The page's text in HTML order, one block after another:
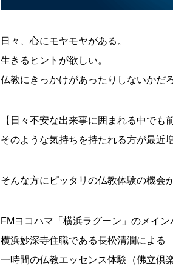
日々、心にモヤモヤがある。
生きるヒントが欲しい。
仏教にきっかけがあったりしないかだ
【日々不安な出来事に囲まれる中でも
そのような気持ちを持たれる方が最近
そんな方にピッタリの仏教体験の機会
FMヨコハマ「横浜ラグーン」のメイン
横浜妙深寺住職である長松清潤による
一時間の仏教エッセンス体験（佛立倶